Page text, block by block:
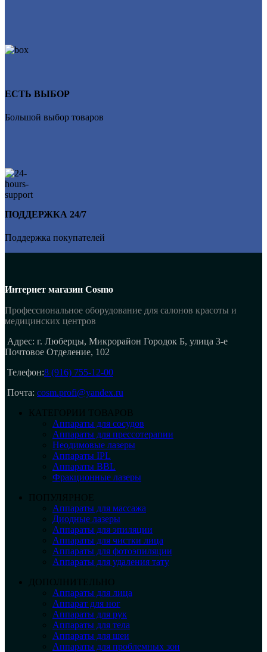
ЕСТЬ ВЫБОР
Большой выбор товаров
ПОДДЕРЖКА 24/7
Поддержка покупателей
Интернет магазин Cosmo
Профессиональное оборудование для салонов красоты и
медицинских центров
Адрес: г. Люберцы, Микрорайон Городок Б, улица 3-е
Почтовое Отделение, 102
Телефон:8 (916) 755-12-00
Почта: cosm.profi@yandex.ru
КАТЕГОРИИ ТОВАРОВ
Аппараты для сосудов
Аппараты для прессотерапии
Неодимовые лазеры
Аппараты IPL
Аппараты BBL
Фракционные лазеры
ПОПУЛЯРНОЕ
Аппараты для массажа
Диодные лазеры
Аппараты для эпиляции
Аппараты для чистки лица
Аппараты для фотоэпиляции
Аппараты для удаления тату
ДОПОЛНИТЕЛЬНО
Аппараты для лица
Аппарат для ног
Аппараты для рук
Аппараты для тела
Аппараты для шеи
Аппараты для проблемных зон